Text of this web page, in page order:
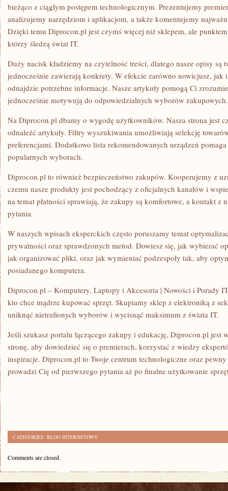
bieżąco z ciągłym postępem technologicznym. Prezentujemy
analizujemy narzędziom i aplikacjom, a także komentujemy
Dzięki temu Diprocon.pl jest czymś więcej niż sklepem, ale
którzy śledzą świat IT.
Duży nacisk kładziemy na czytelność treści, dlatego nasze opisy są
jednocześnie zawierają konkrety. W efekcie zarówno nowicjusz, jak
odnajdzie potrzebne informacje. Nasze artykuły pomogą Ci
jednocześnie motywują do odpowiedzialnych wyborów zakupowych.
Na Diprocon.pl dbamy o wygodę użytkowników. Nasza strona jest
odnaleźć artykuły. Filtry wyszukiwania umożliwiają selekcję
preferencjami. Dodatkowo lista rekomendowanych urządzeń
popularnych wyborach.
Diprocon.pl to również bezpieczeństwo zakupów. Kooperujemy z
czemu nasze produkty jest pochodzący z oficjalnych kanałów i
na temat płatności sprawiają, że zakupy są komfortowe, a kontakt z
pytania.
W naszych wpisach eksperckich często poruszamy temat
prywatności oraz sprawdzonych metod. Dowiesz się, jak wybierać
jak organizować pliki, oraz jak wymieniać podzespoły tak, aby
posiadanego komputera.
Diprocon.pl – Komputery, Laptopy i Akcesoria | Nowości i Porady
kto chce mądrze kupować sprzęt. Skupiamy sklep z elektroniką z
uniknąć nietrafionych wyborów i wycisnąć maksimum z świata IT.
Jeśli szukasz portalu łączącego zakupy i edukację, Diprocon.pl jest
stronę, aby dowiedzieć się o premierach, korzystać z wiedzy
inspiracje. Diprocon.pl to Twoje centrum technologiczne oraz
prowadzi Cię od pierwszego pytania aż po finalne użytkowanie
CATEGORIES: BLOG INTERNETOWY
Comments are closed.